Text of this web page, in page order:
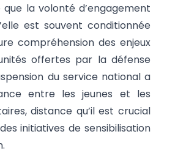
que la volonté d’engagement
est souvent conditionnée
compréhension des enjeux
offertes par la défense
du service national a
entre les jeunes et les
distance qu’il est crucial
initiatives de sensibilisation